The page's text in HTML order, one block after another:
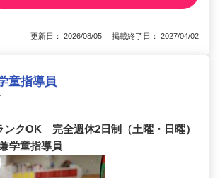
更新日： 2026/08/05 掲載終了日： 2027/04/02
童指導員
ンクOK 完全週休2日制（土曜・日曜）
学童指導員